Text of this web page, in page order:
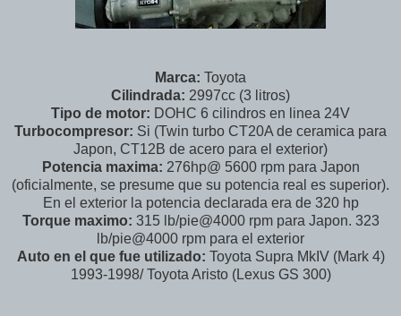
Marca: Toyota
Cilindrada: 2997cc (3 litros)
Tipo de motor: DOHC 6 cilindros en linea 24V
Turbocompresor: Si (Twin turbo CT20A de ceramica para
Japon, CT12B de acero para el exterior)
Potencia maxima: 276hp@ 5600 rpm para Japon
(oficialmente, se presume que su potencia real es superior).
En el exterior la potencia declarada era de 320 hp
Torque maximo: 315 lb/pie@4000 rpm para Japon. 323
lb/pie@4000 rpm para el exterior
Auto en el que fue utilizado: Toyota Supra MkIV (Mark 4)
1993-1998/ Toyota Aristo (Lexus GS 300)